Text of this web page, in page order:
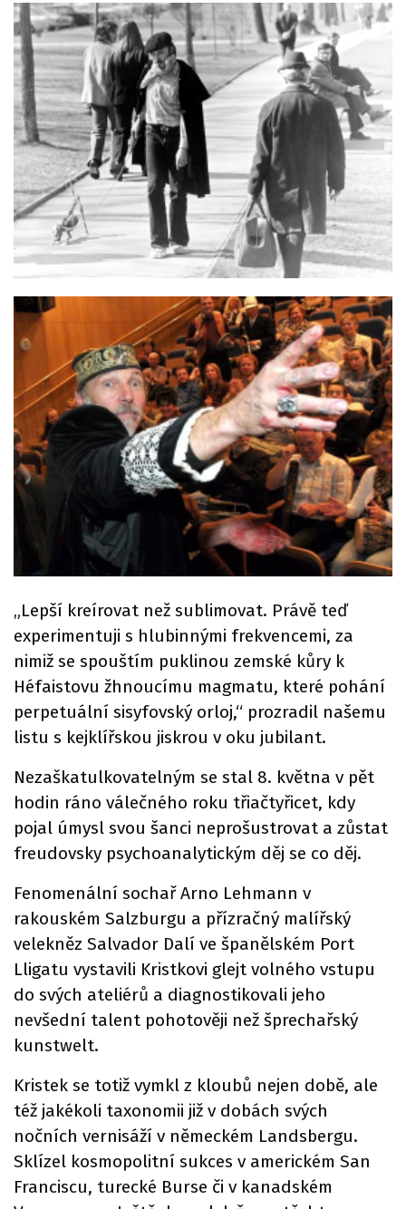
„Lepší kreírovat než sublimovat. Právě teď
experimentuji s hlubinnými frekvencemi, za
nimiž se spouštím puklinou zemské kůry k
Héfaistovu žhnoucímu magmatu, které pohání
perpetuální sisyfovský orloj,“ prozradil našemu
listu s kejklířskou jiskrou v oku jubilant.
Nezaškatulkovatelným se stal 8. května v pět
hodin ráno válečného roku třiačtyřicet, kdy
pojal úmysl svou šanci neprošustrovat a zůstat
freudovsky psychoanalytickým děj se co děj.
Fenomenální sochař Arno Lehmann v
rakouském Salzburgu a přízračný malířský
velekněz Salvador Dalí ve španělském Port
Lligatu vystavili Kristkovi glejt volného vstupu
do svých ateliérů a diagnostikovali jeho
nevšední talent pohotověji než šprechařský
kunstwelt.
Kristek se totiž vymkl z kloubů nejen době, ale
též jakékoli taxonomii již v dobách svých
nočních vernisáží v německém Landsbergu.
Sklízel kosmopolitní sukces v americkém San
Franciscu, turecké Burse či v kanadském